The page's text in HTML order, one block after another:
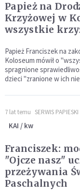
Papież na
Krzyżowej w
wszystkie
Papież Franciszek na
Koloseum mówił o
spragnione
dzieci "zranione w ich
7 lat temu SERWIS PAPIESKI
KAI / kw
Franciszek:
"Ojcze nasz"
przeżywania
Paschalnych